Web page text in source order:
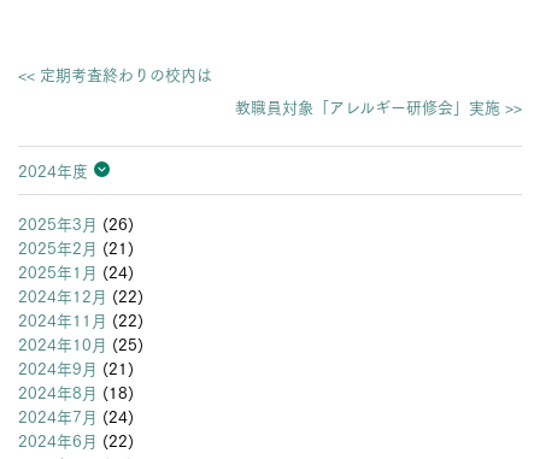
<< 定期考査終わりの校内は
教職員対象「アレルギー研修会」実施 >>
2024年度
2026年度
2025年度
2024年度
2023年度
2022年度
2021年度
2020年度
2019年度
2018年度
2017年度
2016年度
2015年度
2014年度
2013年度
2025年3月 (26)
2025年2月 (21)
2025年1月 (24)
2024年12月 (22)
2024年11月 (22)
2024年10月 (25)
2024年9月 (21)
2024年8月 (18)
2024年7月 (24)
2024年6月 (22)